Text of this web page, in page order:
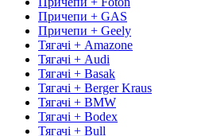
Причепи + GAS
Причепи + Geely
Тягачі + Amazone
Тягачі + Audi
Тягачі + Basak
Тягачі + Berger Kraus
Тягачі + BMW
Тягачі + Bodex
Тягачі + Bull